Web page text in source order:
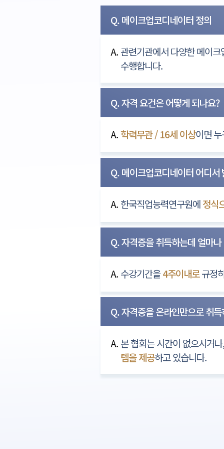
Q. 메이크업코디네이터 정의
A. 관련기관에서 다양한 메이
수행합니다.
Q. 자격 요건은 어떻게 되나요?
A. 학력무관 / 16세 이상이면
Q. 메이크업코디네이터 어디서
A. 한국직업능력연구원에정식
Q. 자격증을 취득하는데 얼마
A. 수강기간을4주이내로규정
Q. 자격증을 온라인만으로 취
A. 본 협회는 시간이 없으시거
템을 제공하고 있습니다.